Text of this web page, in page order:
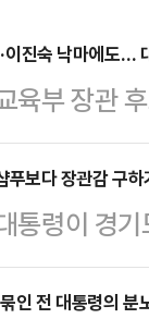
이진숙 낙마에도…
육부 장관
진 사퇴하
되고 있다.
을 유지하
실 대변인
사검증이
푸보다 장관감 구
통령이 경
했다고 해
공무원이 (
인 전 대통령의